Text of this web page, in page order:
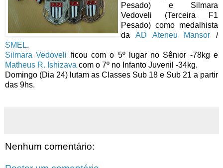
Pesado) e Silmara
Vedoveli (Terceira F1
Pesado) como medalhista
da AD Ateneu Mansor /
SMEL.
Silmara Vedoveli ficou com o 5º lugar no Sênior -78kg e
Matheus R. Ishizava com o 7º no Infanto Juvenil -34kg.
Domingo (Dia 24) lutam as Classes Sub 18 e Sub 21 a partir
das 9hs.
Nenhum comentário: